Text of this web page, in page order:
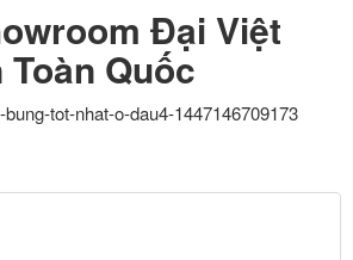
Đại Việt
Toàn Quốc